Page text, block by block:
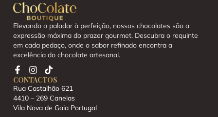
Elevando o paladar à perfeição, nossos chocolates são a
expressão máxima do prazer gourmet. Descubra o requinte
em cada pedaço, onde o sabor refinado encontra a
excelência do chocolate artesanal.
CONTACTOS
Rua Castalhão 621
4410 – 269 Canelas
Vila Nova de Gaia Portugal